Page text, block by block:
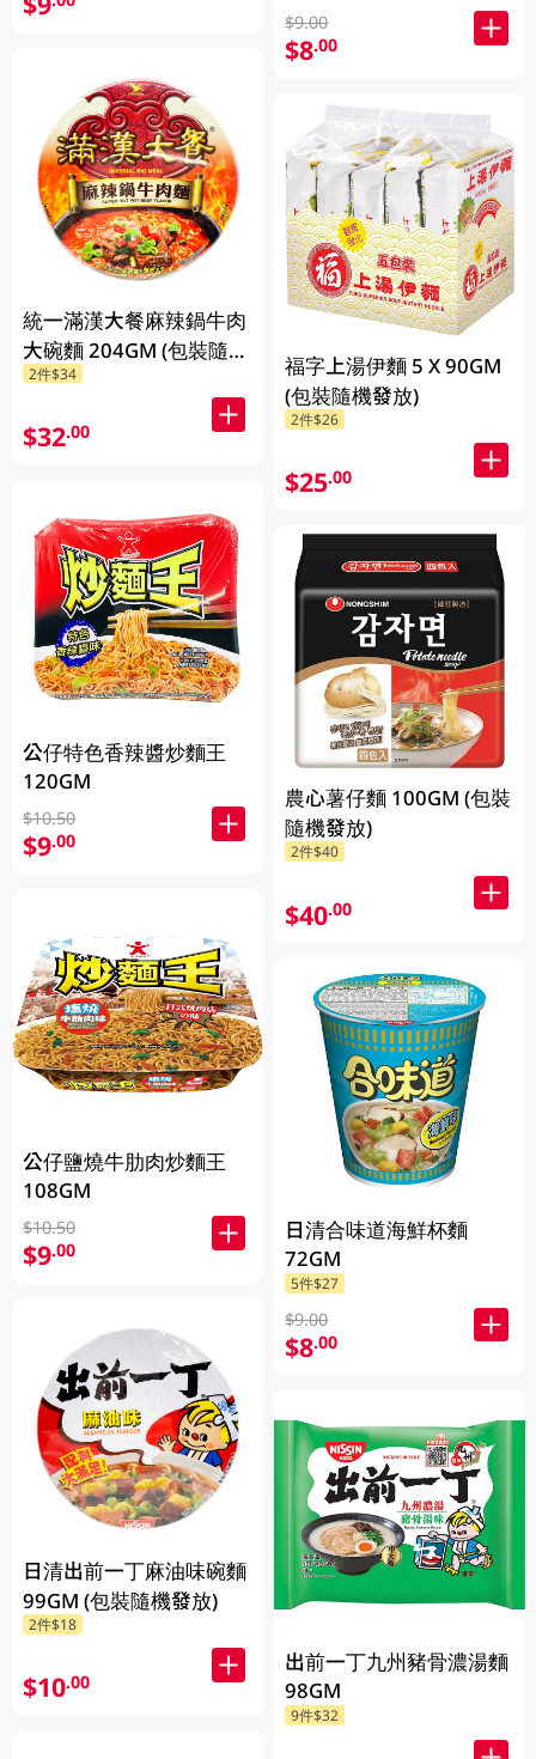
統一滿漢大餐麻辣鍋牛肉
大碗麵 204GM (包裝隨機
發放)
2件$34
$32.00
公仔特色香辣醬炒麵王
120GM
$10.50
$9.00
公仔鹽燒牛肋肉炒麵王
108GM
$10.50
$9.00
日清出前一丁麻油味碗麵
99GM (包裝隨機發放)
2件$18
$10.00
$9.00
$8.00
福字上湯伊麵 5 X 90GM
(包裝隨機發放)
2件$26
$25.00
農心薯仔麵 100GM (包裝
隨機發放)
2件$40
$40.00
日清合味道海鮮杯麵
72GM
5件$27
$9.00
$8.00
出前一丁九州豬骨濃湯麵
98GM
9件$32